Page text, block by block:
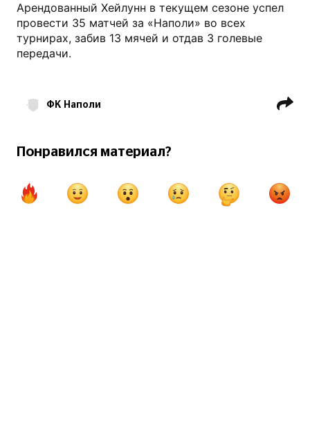
Арендованный Хейлунн в текущем сезоне успел
провести 35 матчей за «Наполи» во всех
турнирах, забив 13 мячей и отдав 3 голевые
передачи.
ФК Наполи
Серия А Трансферы
Понравился материал?